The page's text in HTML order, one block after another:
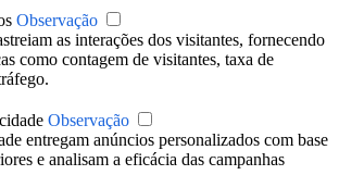
Observação
as interações dos visitantes, fornecendo
como contagem de visitantes, taxa de
Observação
entregam anúncios personalizados com base
e analisam a eficácia das campanhas